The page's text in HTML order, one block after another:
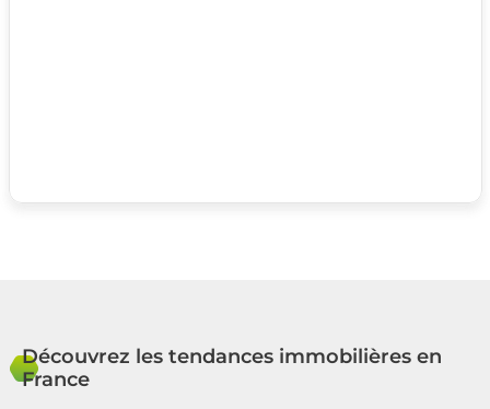
Découvrez les tendances immobilières en
France